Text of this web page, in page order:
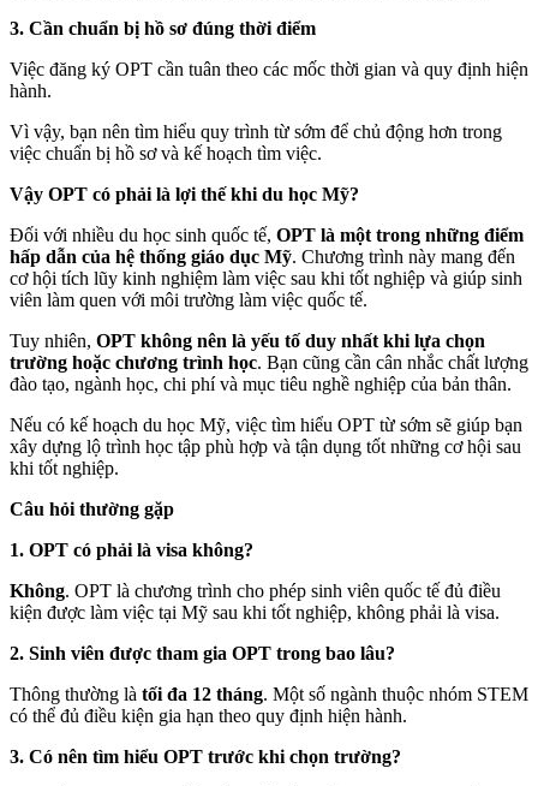
3. Cần chuẩn bị hồ sơ đúng thời điểm
Việc đăng ký OPT cần tuân theo các mốc thời gian và quy định hiện
hành.
Vì vậy, bạn nên tìm hiểu quy trình từ sớm để chủ động hơn trong
việc chuẩn bị hồ sơ và kế hoạch tìm việc.
Vậy OPT có phải là lợi thế khi du học Mỹ?
Đối với nhiều du học sinh quốc tế, OPT là một trong những điểm
hấp dẫn của hệ thống giáo dục Mỹ. Chương trình này mang đến
cơ hội tích lũy kinh nghiệm làm việc sau khi tốt nghiệp và giúp sinh
viên làm quen với môi trường làm việc quốc tế.
Tuy nhiên, OPT không nên là yếu tố duy nhất khi lựa chọn
trường hoặc chương trình học. Bạn cũng cần cân nhắc chất lượng
đào tạo, ngành học, chi phí và mục tiêu nghề nghiệp của bản thân.
Nếu có kế hoạch du học Mỹ, việc tìm hiểu OPT từ sớm sẽ giúp bạn
xây dựng lộ trình học tập phù hợp và tận dụng tốt những cơ hội sau
khi tốt nghiệp.
Câu hỏi thường gặp
1. OPT có phải là visa không?
Không. OPT là chương trình cho phép sinh viên quốc tế đủ điều
kiện được làm việc tại Mỹ sau khi tốt nghiệp, không phải là visa.
2. Sinh viên được tham gia OPT trong bao lâu?
Thông thường là tối đa 12 tháng. Một số ngành thuộc nhóm STEM
có thể đủ điều kiện gia hạn theo quy định hiện hành.
3. Có nên tìm hiểu OPT trước khi chọn trường?